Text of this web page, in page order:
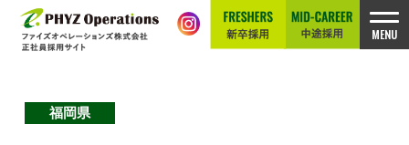
福岡県